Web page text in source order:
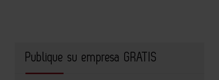
Publique su empresa GRATIS